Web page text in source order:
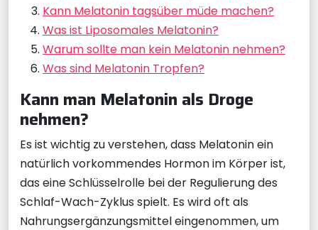
Kann Melatonin tagsüber müde machen?
Was ist Liposomales Melatonin?
Warum sollte man kein Melatonin nehmen?
Was sind Melatonin Tropfen?
Kann man Melatonin als Droge
nehmen?
Es ist wichtig zu verstehen, dass Melatonin ein
natürlich vorkommendes Hormon im Körper ist,
das eine Schlüsselrolle bei der Regulierung des
Schlaf-Wach-Zyklus spielt. Es wird oft als
Nahrungsergänzungsmittel eingenommen, um